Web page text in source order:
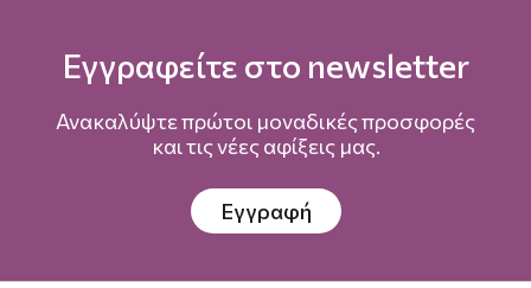
Εγγραφείτε στο newsletter
Ανακαλύψτε πρώτοι μοναδικές προσφορές
και τις νέες αφίξεις μας.
Εγγραφή